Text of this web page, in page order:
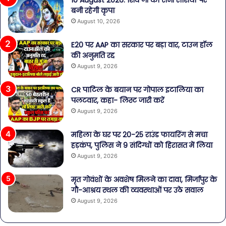
बनी रहेगी कृपा
August 10, 2026
E20 पर AAP का सरकार पर बड़ा वार, टाउन हॉल
की अनुमति रद्द
August 9, 2026
CR पाटिल के बयान पर गोपाल इटालिया का
पलटवार, कहा- लिस्ट जारी करें
August 9, 2026
महिला के घर पर 20-25 राउंड फायरिंग से मचा
हड़कंप, पुलिस ने 9 संदिग्धों को हिरासत में लिया
August 9, 2026
मृत गोवंशों के अवशेष मिलने का दावा, मिर्जापुर के
गौ-आश्रय स्थल की व्यवस्थाओं पर उठे सवाल
August 9, 2026